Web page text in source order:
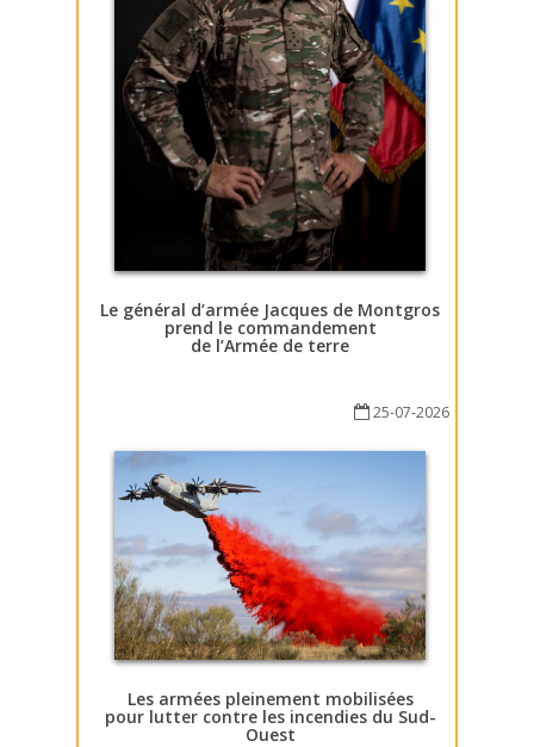
Le général d’armée Jacques de Montgros
prend le commandement
de l’Armée de terre
25-07-2026
Les armées pleinement mobilisées
pour lutter contre les incendies du Sud-
Ouest